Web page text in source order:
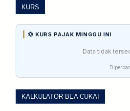
KURS
💱 KURS PAJAK MINGGU INI
Data tidak
KALKULATOR BEA CUKAI